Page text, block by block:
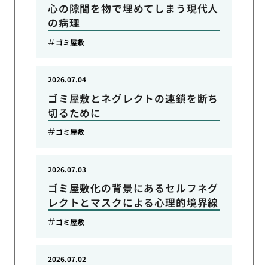
心の隙間を物で埋めてしまう現代人
の病理
ゴミ屋敷
ゴミ屋敷とネグレクトの連鎖を断ち
切るために
2026.07.04
ゴミ屋敷
ゴミ屋敷化の背景にあるセルフネグ
レクトとマスクによる心理的境界線
2026.07.03
ゴミ屋敷
2026.07.02